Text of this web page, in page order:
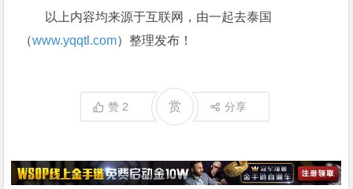
以上内容均来源于互联网，由一起去泰国
（www.yqqtl.com）整理发布！
赞2 赏 分享